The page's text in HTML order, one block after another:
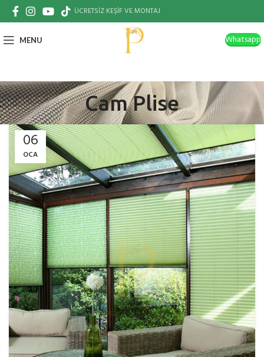
ÜCRETSİZ KEŞİF VE MONTAJ
MENU Whatsapp
Cam Plise
06
OCA